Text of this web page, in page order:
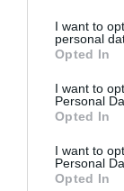
not limited to
grant or deny
use your data
consent section.
I want to
personal
Opted In
I want to
Personal
Opted In
I want to
Personal
Opted In
ΤΣΟΥΝΑΜΙ
κυβέρνηση